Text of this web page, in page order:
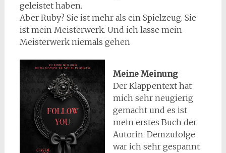
geleistet haben.
Aber Ruby? Sie ist mehr als ein Spielzeug. Sie
ist mein Meisterwerk. Und ich lasse mein
Meisterwerk niemals gehen
Meine Meinung
Der Klappentext hat
mich sehr neugierig
gemacht und es ist
mein erstes Buch der
Autorin. Demzufolge
war ich sehr gespannt